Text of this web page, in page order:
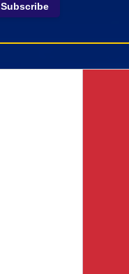
Subscribe